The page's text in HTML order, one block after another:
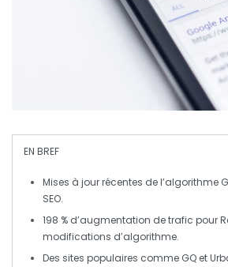
EN BREF
Mises à jour récentes de l’algorithme
SEO.
198 % d’augmentation de trafic pour
modifications d’algorithme.
Des sites populaires comme GQ et